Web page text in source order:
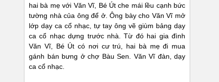
hai bà mẹ với Văn Vĩ, Bé Út che mái lều cạnh bức
tường nhà của ông để ở. Ông bày cho Văn Vĩ mở
lớp dạy ca cổ nhạc, tự tay ông vẽ giùm bảng dạy
ca cổ nhạc dựng trước nhà. Từ đó hai gia đình
Văn Vĩ, Bé Út có nơi cư trú, hai bà mẹ đi mua
gánh bán bưng ở chợ Bàu Sen. Văn Vĩ đàn, dạy
ca cổ nhạc.